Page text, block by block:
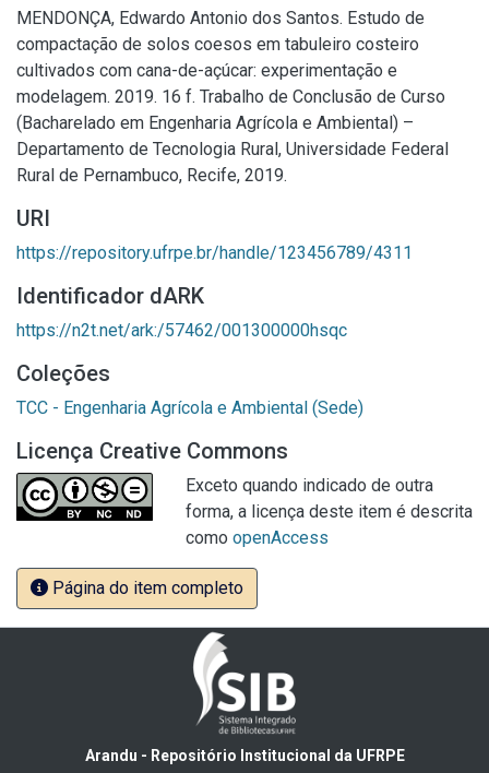
MENDONÇA, Edwardo Antonio dos Santos. Estudo de
compactação de solos coesos em tabuleiro costeiro
cultivados com cana-de-açúcar: experimentação e
modelagem. 2019. 16 f. Trabalho de Conclusão de Curso
(Bacharelado em Engenharia Agrícola e Ambiental) –
Departamento de Tecnologia Rural, Universidade Federal
Rural de Pernambuco, Recife, 2019.
URI
https://repository.ufrpe.br/handle/123456789/4311
Identificador dARK
https://n2t.net/ark:/57462/001300000hsqc
Coleções
TCC - Engenharia Agrícola e Ambiental (Sede)
Licença Creative Commons
Exceto quando indicado de outra
forma, a licença deste item é descrita
como openAccess
Página do item completo
Arandu - Repositório Institucional da UFRPE